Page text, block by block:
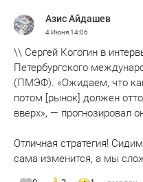
Азис Айдашев
4 Июня14:06
\\ Сергей Когогин в
Петербургского
(ПМЭФ). «Ожидаем, что
потом [рынок] должен
вверх», — прогнозировал
Отличная стратегия!
сама изменится, а мы